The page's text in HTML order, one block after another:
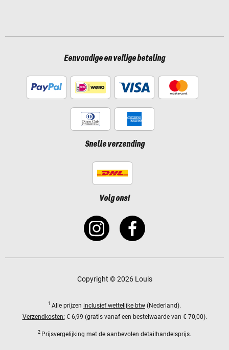
Eenvoudige en veilige betaling
Snelle verzending
Volg ons!
Copyright © 2026 Louis
1 Alle prijzen inclusief wettelijke btw (Nederland).
Verzendkosten: € 6,99 (gratis vanaf een bestelwaarde van € 70,00).
2 Prijsvergelijking met de aanbevolen detailhandelsprijs.